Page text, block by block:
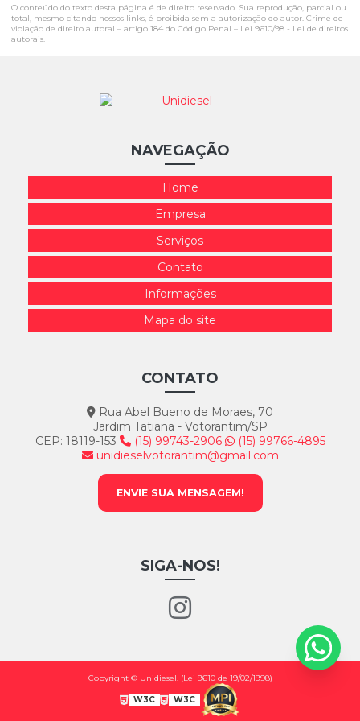
Testes De Bicos Injetores
Testes De Bicos Injetores Preço
Troca De Peças De Bomba Diesel Em São Paulo
Troca De Peças De Bomba Em São Paulo
Troca De Peças Para Injetores Diesel
O conteúdo do texto desta página é de direito reservado. Sua reprodução, parcial ou
total, mesmo citando nossos links, é proibida sem a autorização do autor. Crime de
violação de direito autoral – artigo 184 do Código Penal – Lei 9610/98 - Lei de direitos
autorais
NAVEGAÇÃO
Home
Empresa
Serviços
Contato
Informações
Mapa do site
CONTATO
Rua Abel Bueno de Moraes, 70
Jardim Tatiana - Votorantim/SP
CEP: 18119-153
(15) 99743-2906
(15) 99766-4895
unidieselvotorantim@gmail.com
ENVIE SUA MENSAGEM!
SIGA-NOS!
Copyright © Unidiesel. (Lei 9610 de 19/02/1998)
W3C W3C